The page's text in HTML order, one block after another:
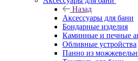
Назад
Аксессуары для бани
Бондарные изделия
Каминные и печные
Обливные устройства
Панно из